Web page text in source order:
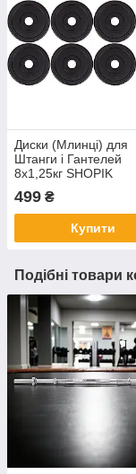
Диски (Млинці) для
Штанги і Гантелей
8х1,25кг SHOPIK
499 ₴
Купити
Подібні товари